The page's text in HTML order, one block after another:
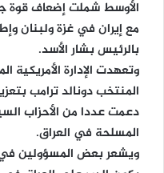
الأوسط شملت إضعاف قوة
مع إيران في غزة ولبنان
بالرئيس بشار الأسد.
وتعهدت الإدارة الأمريكية
المنتخب دونالد ترامب
دعمت عددا من الأحزاب
المسلحة في العراق.
ويشعر بعض المسؤولين في